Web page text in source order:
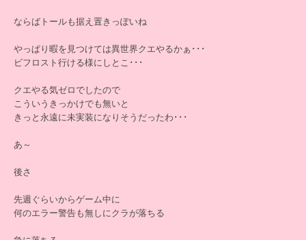
ならばトールも据え置きっぽいね
やっぱり暇を見つけては異世界クエやるかぁ･･･
ビフロスト行ける様にしとこ･･･
クエやる気ゼロでしたので
こういうきっかけでも無いと
きっと永遠に未実装になりそうだったわ･･･
あ～
後さ
先週ぐらいからゲーム中に
何のエラー警告も無しにクラが落ちる